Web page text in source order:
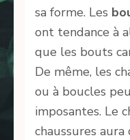
sa forme. Les
ont tendance à
que les bouts
De même, les
ou à boucles
imposantes. Le
chaussures